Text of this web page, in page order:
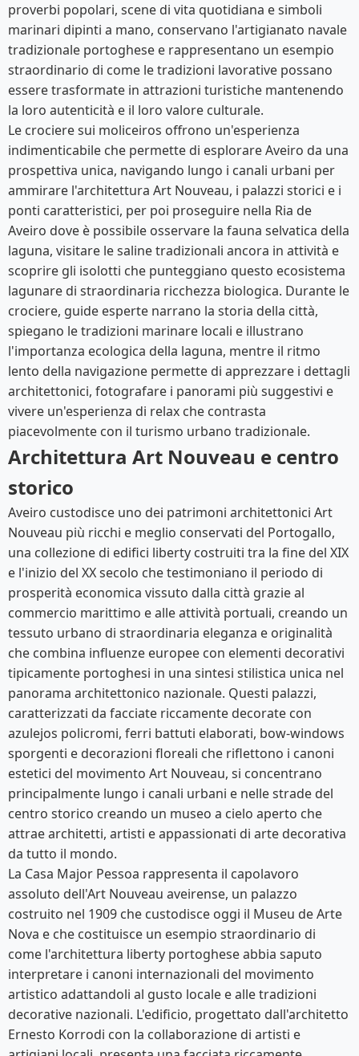
proverbi popolari, scene di vita quotidiana e simboli
marinari dipinti a mano, conservano l'artigianato navale
tradizionale portoghese e rappresentano un esempio
straordinario di come le tradizioni lavorative possano
essere trasformate in attrazioni turistiche mantenendo
la loro autenticità e il loro valore culturale.
Le crociere sui moliceiros offrono un'esperienza
indimenticabile che permette di esplorare Aveiro da una
prospettiva unica, navigando lungo i canali urbani per
ammirare l'architettura Art Nouveau, i palazzi storici e i
ponti caratteristici, per poi proseguire nella Ria de
Aveiro dove è possibile osservare la fauna selvatica della
laguna, visitare le saline tradizionali ancora in attività e
scoprire gli isolotti che punteggiano questo ecosistema
lagunare di straordinaria ricchezza biologica. Durante le
crociere, guide esperte narrano la storia della città,
spiegano le tradizioni marinare locali e illustrano
l'importanza ecologica della laguna, mentre il ritmo
lento della navigazione permette di apprezzare i dettagli
architettonici, fotografare i panorami più suggestivi e
vivere un'esperienza di relax che contrasta
piacevolmente con il turismo urbano tradizionale.
Architettura Art Nouveau e centro
storico
Aveiro custodisce uno dei patrimoni architettonici Art
Nouveau più ricchi e meglio conservati del Portogallo,
una collezione di edifici liberty costruiti tra la fine del XIX
e l'inizio del XX secolo che testimoniano il periodo di
prosperità economica vissuto dalla città grazie al
commercio marittimo e alle attività portuali, creando un
tessuto urbano di straordinaria eleganza e originalità
che combina influenze europee con elementi decorativi
tipicamente portoghesi in una sintesi stilistica unica nel
panorama architettonico nazionale. Questi palazzi,
caratterizzati da facciate riccamente decorate con
azulejos policromi, ferri battuti elaborati, bow-windows
sporgenti e decorazioni floreali che riflettono i canoni
estetici del movimento Art Nouveau, si concentrano
principalmente lungo i canali urbani e nelle strade del
centro storico creando un museo a cielo aperto che
attrae architetti, artisti e appassionati di arte decorativa
da tutto il mondo.
La Casa Major Pessoa rappresenta il capolavoro
assoluto dell'Art Nouveau aveirense, un palazzo
costruito nel 1909 che custodisce oggi il Museu de Arte
Nova e che costituisce un esempio straordinario di
come l'architettura liberty portoghese abbia saputo
interpretare i canoni internazionali del movimento
artistico adattandoli al gusto locale e alle tradizioni
decorative nazionali. L'edificio, progettato dall'architetto
Ernesto Korrodi con la collaborazione di artisti e